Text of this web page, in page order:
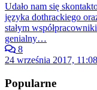
Udało nam się
języka dothrackiego
stałym
genialny…
8
24 września 2017, 11:08
Popularne